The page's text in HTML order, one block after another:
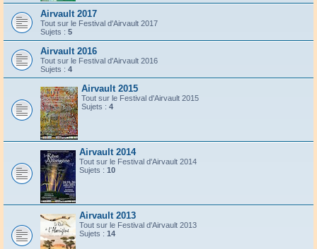
Airvault 2017
Tout sur le Festival d'Airvault 2017
Sujets : 5
Airvault 2016
Tout sur le Festival d'Airvault 2016
Sujets : 4
Airvault 2015
Tout sur le Festival d'Airvault 2015
Sujets : 4
Airvault 2014
Tout sur le Festival d'Airvault 2014
Sujets : 10
Airvault 2013
Tout sur le Festival d'Airvault 2013
Sujets : 14